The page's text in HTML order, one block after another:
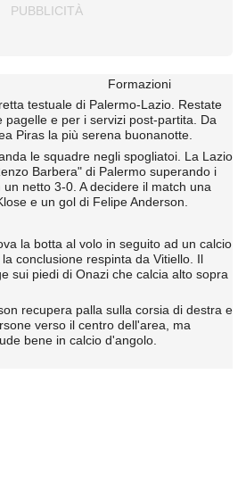
Formazioni
testuale di Palermo-Lazio. Restate
pagelle e per i servizi post-partita. Da
Piras la più serena buonanotte.
le squadre negli spogliatoi. La Lazio
Barbera" di Palermo superando i
un netto 3-0. A decidere il match una
e un gol di Felipe Anderson.
la botta al volo in seguito ad un calcio
conclusione respinta da Vitiello. Il
sui piedi di Onazi che calcia alto sopra
recupera palla sulla corsia di destra e
verso il centro dell'area, ma
bene in calcio d'angolo.